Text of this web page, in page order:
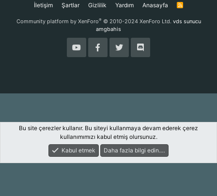
İletişim Şartlar Gizlilik Yardım Anasayfa
R
Community platform by XenForo® © 2010-2024 XenForo Ltd. vds sunucu
amgbahis
Keşfet Giriş Yap Kayıt Ol
Bu site çerezler kullanır. Bu siteyi kullanmaya devam ederek çerez
kullanımımızı kabul etmiş olursunuz.
Kabul etmek
Daha fazla bilgi edin.…